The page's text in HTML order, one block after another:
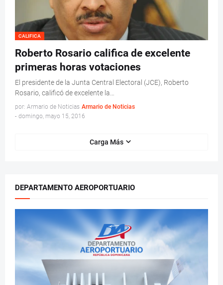
CALIFICA
Roberto Rosario califica de excelente
primeras horas votaciones
El presidente de la Junta Central Electoral (JCE), Roberto
Rosario, calificó de excelente la…
por: Armario de Noticias Armario de Noticias
- domingo, mayo 15, 2016
Carga Más
DEPARTAMENTO AEROPORTUARIO